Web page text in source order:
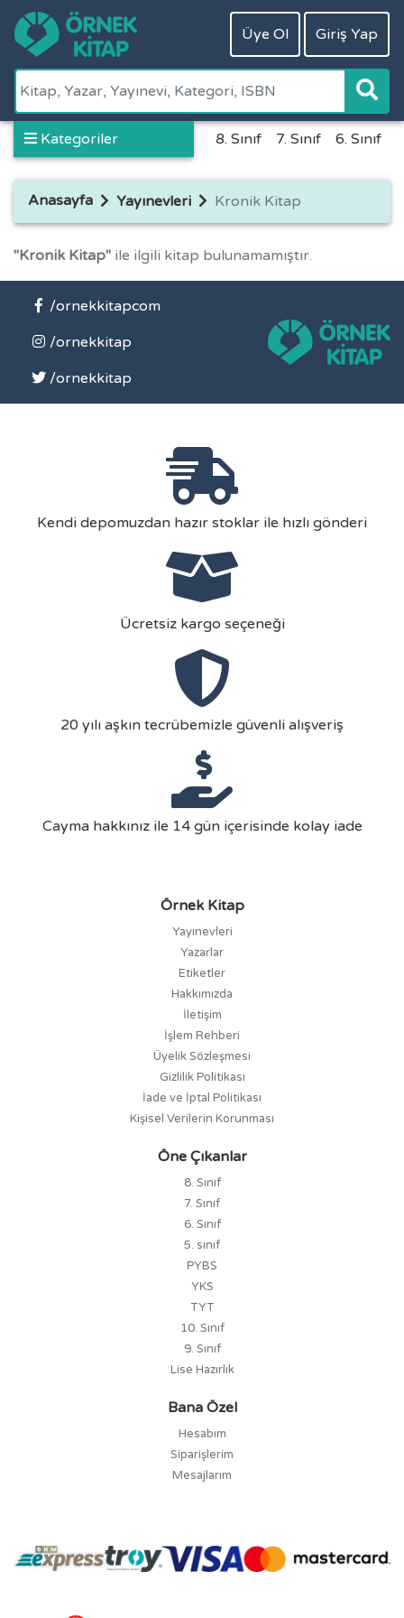
Üye Ol Giriş Yap
Kategoriler 8. Sınıf 7. Sınıf 6. Sınıf
Anasayfa Yayınevleri Kronik Kitap
"Kronik Kitap" ile ilgili kitap bulunamamıştır.
/ornekkitapcom
/ornekkitap
/ornekkitap
Kendi depomuzdan hazır stoklar ile hızlı gönderi
Ücretsiz kargo seçeneği
20 yılı aşkın tecrübemizle güvenli alışveriş
Cayma hakkınız ile 14 gün içerisinde kolay iade
Örnek Kitap
Yayınevleri
Yazarlar
Etiketler
Hakkımızda
İletişim
İşlem Rehberi
Üyelik Sözleşmesi
Gizlilik Politikası
İade ve İptal Politikası
Kişisel Verilerin Korunması
Öne Çıkanlar
8. Sınıf
7. Sınıf
6. Sınıf
5. sınıf
PYBS
YKS
TYT
10. Sınıf
9. Sınıf
Lise Hazırlık
Bana Özel
Hesabım
Siparişlerim
Mesajlarım